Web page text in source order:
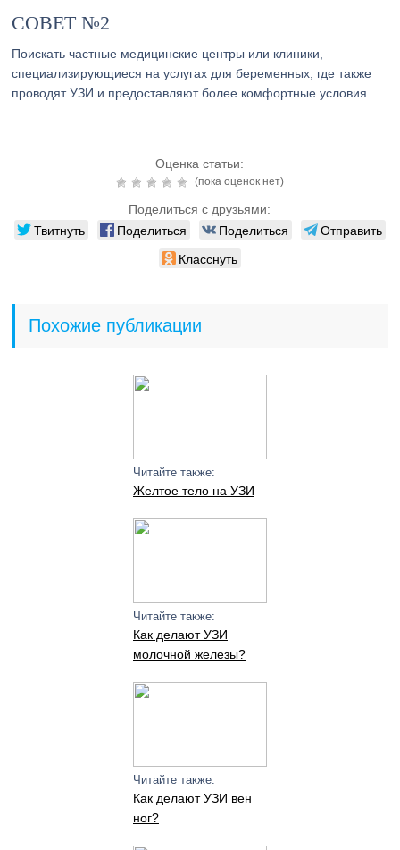
СОВЕТ №2
Поискать частные медицинские центры или клиники,
специализирующиеся на услугах для беременных, где также
проводят УЗИ и предоставляют более комфортные условия.
Оценка статьи:
(пока оценок нет)
Поделиться с друзьями:
Твитнуть Поделиться Поделиться
Отправить
Класснуть
Похожие публикации
Читайте также:
Желтое тело на УЗИ
Читайте также:
Как делают УЗИ
молочной железы?
Читайте также:
Как делают УЗИ вен
ног?